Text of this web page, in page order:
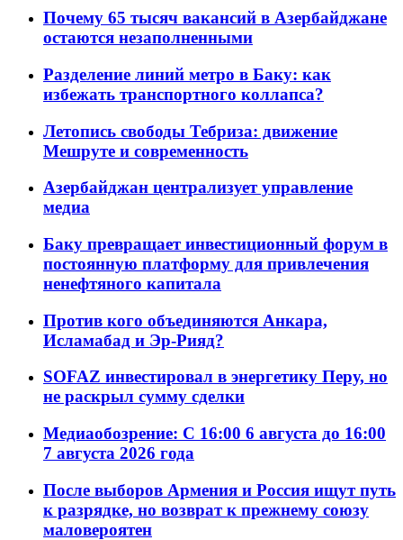
Почему 65 тысяч вакансий в Азербайджане
остаются незаполненными
Разделение линий метро в Баку: как
избежать транспортного коллапса?
Летопись свободы Тебриза: движение
Мешруте и современность
Азербайджан централизует управление
медиа
Баку превращает инвестиционный форум в
постоянную платформу для привлечения
ненефтяного капитала
Против кого объединяются Анкара,
Исламабад и Эр-Рияд?
SOFAZ инвестировал в энергетику Перу, но
не раскрыл сумму сделки
Медиаобозрение: С 16:00 6 августа до 16:00
7 августа 2026 года
После выборов Армения и Россия ищут путь
к разрядке, но возврат к прежнему союзу
маловероятен